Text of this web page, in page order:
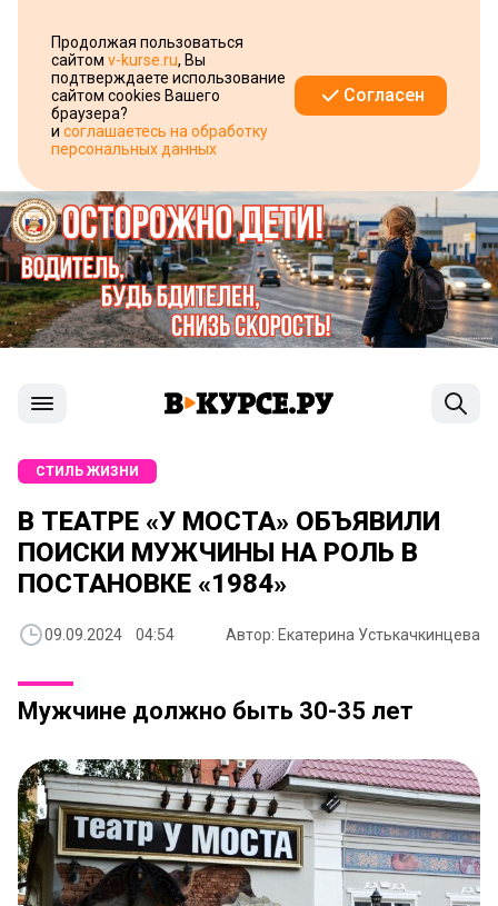
Продолжая пользоваться
сайтом v-kurse.ru, Вы
подтверждаете использование
сайтом cookies Вашего
браузера?
и соглашаетесь на обработку
персональных данных
Согласен
СТИЛЬ ЖИЗНИ
В ТЕАТРЕ «У МОСТА» ОБЪЯВИЛИ
ПОИСКИ МУЖЧИНЫ НА РОЛЬ В
ПОСТАНОВКЕ «1984»
09.09.2024 04:54 Автор: Екатерина Устькачкинцева
Мужчине должно быть 30-35 лет